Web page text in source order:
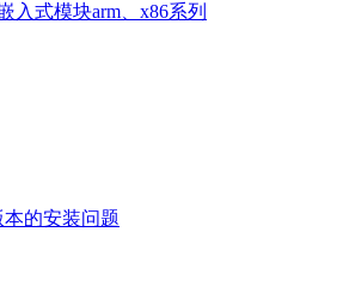
入式模块arm、x86系列
本的安装问题